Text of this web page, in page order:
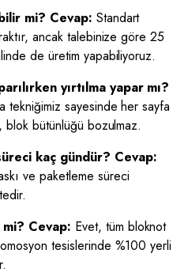
mi? Cevap: Standart
ancak talebinize göre 25
de üretim yapabiliyoruz.
yırtılma yapar mı?
tekniğimiz sayesinde her sayfa
blok bütünlüğü bozulmaz.
kaç gündür? Cevap:
ve paketleme süreci
Cevap: Evet, tüm bloknot
tesislerinde %100 yerli